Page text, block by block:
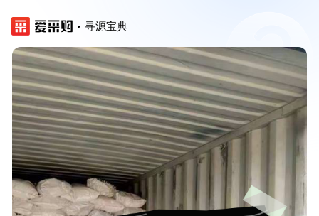
寻源宝典